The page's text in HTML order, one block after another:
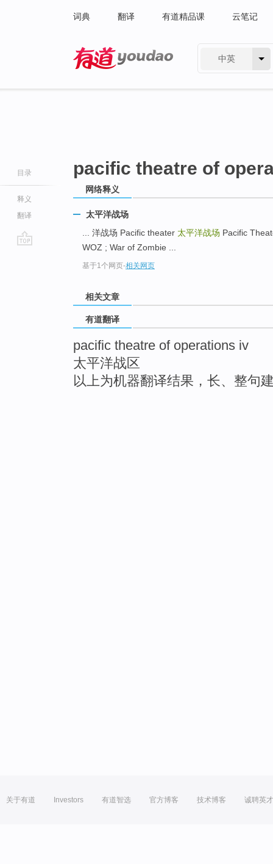
词典 翻译 有道精品课 云笔记
中英
目录
释义
翻译
pacific theatre of
网络释义
太平洋战场
... 洋战场 Pacific theater 太平洋战场 Pacific
WOZ ; War of Zombie ...
基于1个网页-相关网页
相关文章
有道翻译
pacific theatre of operations iv
太平洋战区
以上为机器翻译结果，长、整句
关于有道 Investors 有道智选 官方博客 技术博客 诚聘英才